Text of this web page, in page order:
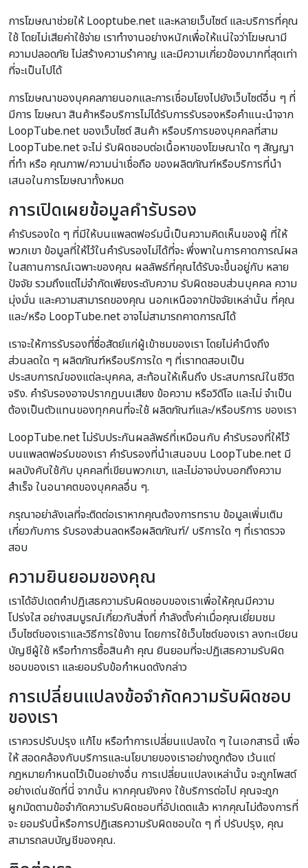
การโฆษณาช่วยให้ Looptube.net และหลายเว็บไซต์ และบริการที่คุณ
ใช้ โดยไม่เสียค่าใช้จ่าย เราทำงานอย่างหนักเพื่อให้แน่ใจว่าโฆษณามี
ความปลอดภัย ไม่สร้างความรำคาญ และมีความเกี่ยวข้องมากที่สุดเท่า
ที่จะเป็นไปได้
การโฆษณาของบุคคลภายนอกและการเชื่อมโยงไปยังเว็บไซต์อื่น ๆ ที่
มีการ โฆษณา สินค้าหรือบริการไม่ได้รับการรับรองหรือคำแนะนำจาก
LoopTube.net ของเว็บไซต์ สินค้า หรือบริการของบุคคลที่สาม
LoopTube.net จะไม่ รับผิดชอบต่อเนื้อหาของโฆษณาใด ๆ สัญญา
ที่ทำ หรือ คุณภาพ/ความน่าเชื่อถือ ของผลิตภัณฑ์หรือบริการที่นำ
เสนอในการโฆษณาทั้งหมด
การเปิดเผยข้อมูลคำรับรอง
คำรับรองใด ๆ ที่มีให้บนแพลตฟอร์มนี้เป็นความคิดเห็นของผู้ ที่ให้
พวกเขา ข้อมูลที่ให้ไว้ในคำรับรองไม่ได้ที่จะ พึ่งพาในการคาดการณ์ผล
ในสถานการณ์เฉพาะของคุณ ผลลัพธ์ที่คุณได้รับจะขึ้นอยู่กับ หลาย
ปัจจัย รวมถึงแต่ไม่จำกัดเพียงระดับความ รับผิดชอบส่วนบุคคล ความ
มุ่งมั่น และความสามารถของคุณ นอกเหนือจากปัจจัยเหล่านั้น ที่คุณ
และ/หรือ LoopTube.net อาจไม่สามารถคาดการณ์ได้
เราจะให้การรับรองที่ซื่อสัตย์แก่ผู้เข้าชมของเรา โดยไม่คำนึงถึง
ส่วนลดใด ๆ ผลิตภัณฑ์หรือบริการใด ๆ ที่เราทดสอบเป็น
ประสบการณ์ของแต่ละบุคคล, สะท้อนให้เห็นถึง ประสบการณ์ในชีวิต
จริง. คำรับรองอาจปรากฏบนเสียง ข้อความ หรือวิดีโอ และไม่ จำเป็น
ต้องเป็นตัวแทนของทุกคนที่จะใช้ ผลิตภัณฑ์และ/หรือบริการ ของเรา
LoopTube.net ไม่รับประกันผลลัพธ์ที่เหมือนกับ คำรับรองที่ให้ไว้
บนแพลตฟอร์มของเรา คำรับรองที่นำเสนอบน LoopTube.net มี
ผลบังคับใช้กับ บุคคลที่เขียนพวกเขา, และไม่อาจบ่งบอกถึงความ
สำเร็จ ในอนาคตของบุคคลอื่น ๆ.
กรุณาอย่าลังเลที่จะติดต่อเราหากคุณต้องการทราบ ข้อมูลเพิ่มเติม
เกี่ยวกับการ รับรองส่วนลดหรือผลิตภัณฑ์/ บริการใด ๆ ที่เราตรวจ
สอบ
ความยินยอมของคุณ
เราได้อัปเดตคำปฏิเสธความรับผิดชอบของเราเพื่อให้คุณมีความ
โปร่งใส อย่างสมบูรณ์เกี่ยวกับสิ่งที่ กำลังตั้งค่าเมื่อคุณเยี่ยมชม
เว็บไซต์ของเราและวิธีการใช้งาน โดยการใช้เว็บไซต์ของเรา ลงทะเบียน
บัญชีผู้ใช้ หรือทำการซื้อสินค้า คุณ ยินยอมที่จะปฏิเสธความรับผิด
ชอบของเรา และยอมรับข้อกำหนดดังกล่าว
การเปลี่ยนแปลงข้อจำกัดความรับผิดชอบ
ของเรา
เราควรปรับปรุง แก้ไข หรือทำการเปลี่ยนแปลงใด ๆ ในเอกสารนี้ เพื่อ
ให้ สอดคล้องกับบริการและนโยบายของเราอย่างถูกต้อง เว้นแต่
กฎหมายกำหนดไว้เป็นอย่างอื่น การเปลี่ยนแปลงเหล่านั้น จะถูกโพสต์
อย่างเด่นชัดที่นี่ จากนั้น หากคุณยังคง ใช้บริการต่อไป คุณจะถูก
ผูกมัดตามข้อจำกัดความรับผิดชอบที่อัปเดตแล้ว หากคุณไม่ต้องการที่
จะ ยอมรับนี้หรือการปฏิเสธความรับผิดชอบใด ๆ ที่ ปรับปรุง, คุณ
สามารถลบบัญชีของคุณ.